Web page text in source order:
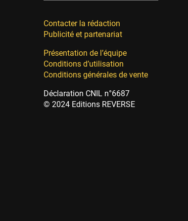
Contacter la rédaction
Publicité et partenariat
Présentation de l’équipe
Conditions d’utilisation
Conditions générales de vente
Déclaration CNIL n°6687
© 2024 Editions REVERSE